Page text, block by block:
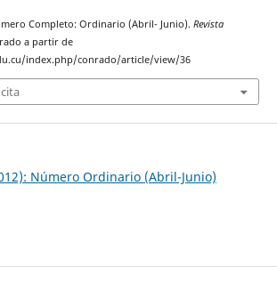
Completo: Ordinario (Abril- Junio). Revista
a partir de
index.php/conrado/article/view/36
Número Ordinario (Abril-Junio)